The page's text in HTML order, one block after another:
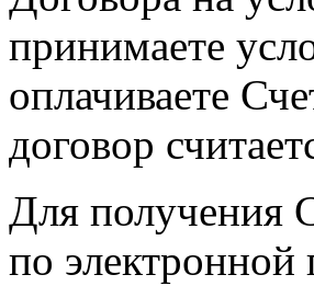
принимаете
оплачиваете
договор
Для получения
по электронной